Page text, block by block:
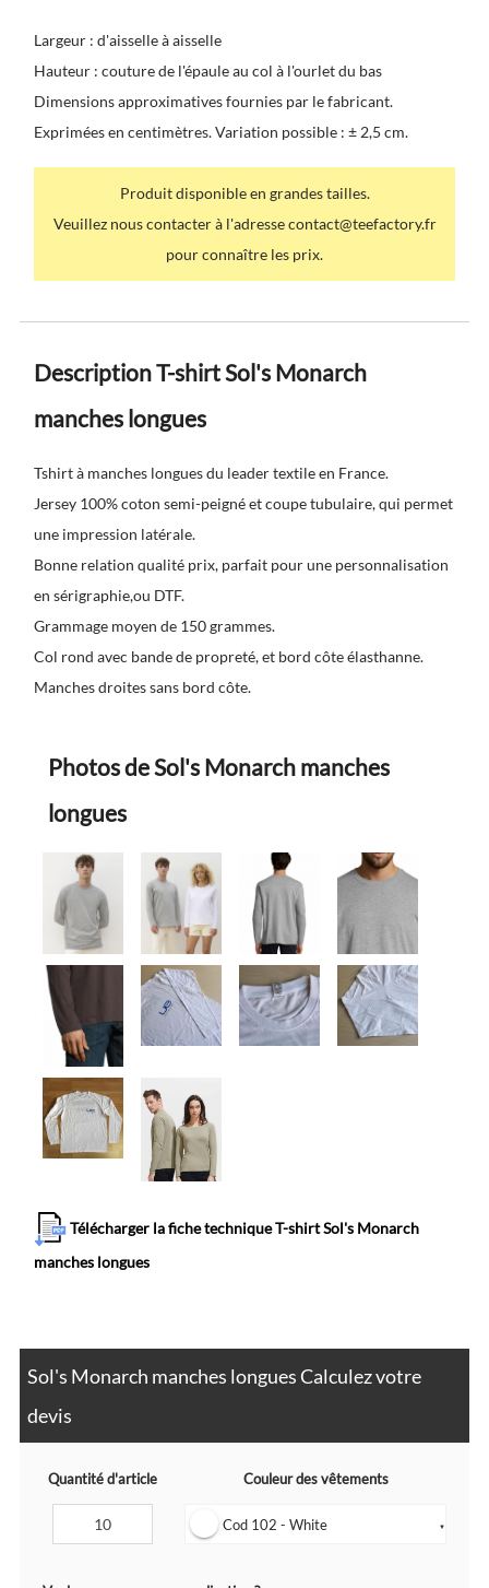
Largeur : d'aisselle à aisselle
Hauteur : couture de l'épaule au col à l'ourlet du bas
Dimensions approximatives fournies par le fabricant.
Exprimées en centimètres. Variation possible : ± 2,5 cm.
Produit disponible en grandes tailles.
Veuillez nous contacter à l'adresse contact@teefactory.fr
pour connaître les prix.
Description T-shirt Sol's Monarch
manches longues
Tshirt à manches longues du leader textile en France.
Jersey 100% coton semi-peigné et coupe tubulaire, qui permet
une impression latérale.
Bonne relation qualité prix, parfait pour une personnalisation
en sérigraphie,ou DTF.
Grammage moyen de 150 grammes.
Col rond avec bande de propreté, et bord côte élasthanne.
Manches droites sans bord côte.
Photos de Sol's Monarch manches
longues
Télécharger la fiche technique T-shirt Sol's Monarch
manches longues
Sol's Monarch manches longues Calculez votre
devis
Quantité d'article Couleur des vêtements
Cod 102 - White ▼